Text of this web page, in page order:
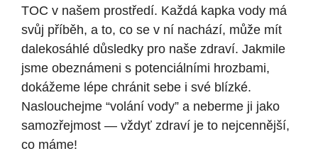
TOC v našem prostředí. Každá kapka vody má
svůj ‌příběh, a‍ to, co ‍se v ní nachází,‌ může ‍mít
⁤dalekosáhlé důsledky pro naše zdraví. Jakmile
jsme obeznámeni ⁤s​ potenciálními hrozbami,
dokážeme lépe chránit sebe i své blízké.‍
Naslouchejme “volání ‍vody” ⁤a neberme ji jako
samozřejmost — vždyť ‍zdraví je⁢ to⁣ nejcennější,
co máme!